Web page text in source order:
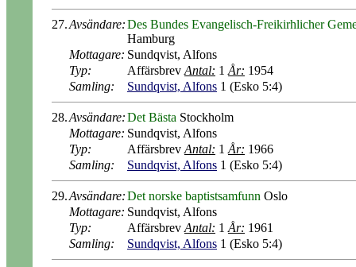
27.Avsändare:Des Bundes Evangelisch-Freikirhlicher
Hamburg
Mottagare: Sundqvist, Alfons
Typ:
Affärsbrev Antal: 1 År: 1954
Samling:
Sundqvist, Alfons 1 (Esko 5:4)
28.Avsändare:Det Bästa Stockholm
Mottagare: Sundqvist, Alfons
Typ:
Affärsbrev Antal: 1 År: 1966
Samling:
Sundqvist, Alfons 1 (Esko 5:4)
29.Avsändare:Det norske baptistsamfunn Oslo
Mottagare: Sundqvist, Alfons
Typ:
Affärsbrev Antal: 1 År: 1961
Samling:
Sundqvist, Alfons 1 (Esko 5:4)